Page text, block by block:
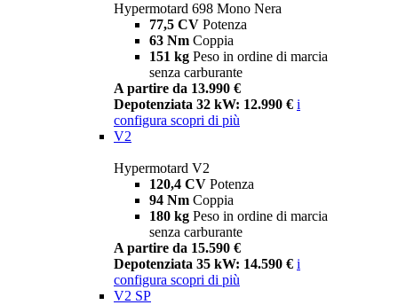
Hypermotard 698 Mono Nera
77,5 CV Potenza
63 Nm Coppia
151 kg Peso in ordine di marcia
senza carburante
A partire da 13.990 €
Depotenziata 32 kW: 12.990 € i
configura scopri di più
V2
Hypermotard V2
120,4 CV Potenza
94 Nm Coppia
180 kg Peso in ordine di marcia
senza carburante
A partire da 15.590 €
Depotenziata 35 kW: 14.590 € i
configura scopri di più
V2 SP